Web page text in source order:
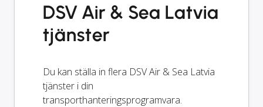
DSV Air & Sea Latvia
tjänster
Du kan ställa in flera DSV Air & Sea Latvia
tjänster i din
transporthanteringsprogramvara.